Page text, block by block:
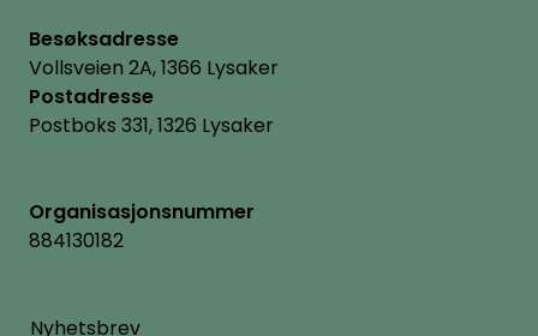
Besøksadresse
Vollsveien 2A, 1366 Lysaker
Postadresse
Postboks 331, 1326 Lysaker
Organisasjonsnummer
884130182
Nyhetsbrev